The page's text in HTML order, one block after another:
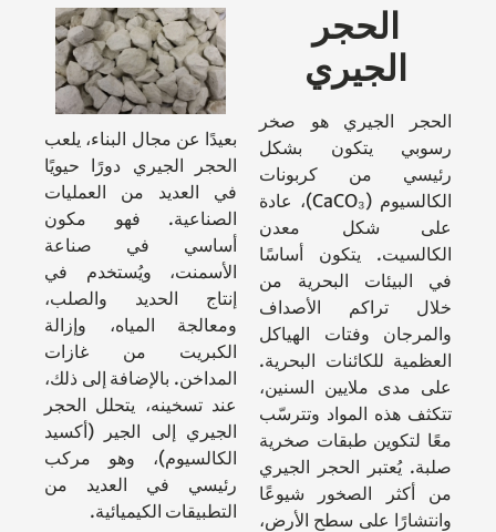
الحجر
الجيري
الحجر الجيري هو صخر
رسوبي يتكون بشكل
رئيسي من كربونات
الكالسيوم (CaCO₃)، عادة
على شكل معدن
الكالسيت. يتكون أساسًا
في البيئات البحرية من
خلال تراكم الأصداف
والمرجان وفتات الهياكل
العظمية للكائنات البحرية.
على مدى ملايين السنين،
تتكثف هذه المواد وتترسّب
معًا لتكوين طبقات صخرية
صلبة. يُعتبر الحجر الجيري
من أكثر الصخور شيوعًا
وانتشارًا على سطح الأرض،
بعيدًا عن مجال البناء، يلعب
الحجر الجيري دورًا حيويًا
في العديد من العمليات
الصناعية. فهو مكون
أساسي في صناعة
الأسمنت، ويُستخدم في
إنتاج الحديد والصلب،
ومعالجة المياه، وإزالة
الكبريت من غازات
المداخن. بالإضافة إلى ذلك،
عند تسخينه، يتحلل الحجر
الجيري إلى الجير (أكسيد
الكالسيوم)، وهو مركب
رئيسي في العديد من
التطبيقات الكيميائية.